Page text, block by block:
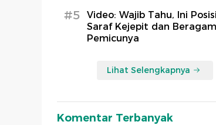
#5
Video: Wajib Tahu, Ini
Saraf Kejepit dan Beragam
Pemicunya
Lihat Selengkapnya
Komentar Terbanyak